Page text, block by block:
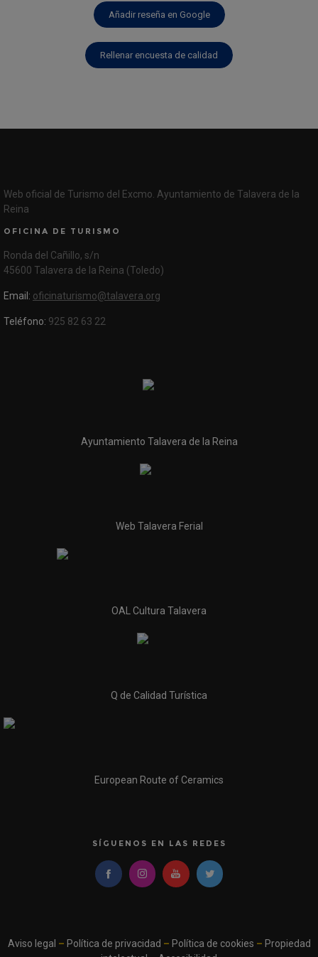
Añadir reseña en Google
Rellenar encuesta de calidad
Web oficial de Turismo del Excmo. Ayuntamiento de Talavera de la
Reina
OFICINA DE TURISMO
Ronda del Cañillo, s/n
45600 Talavera de la Reina (Toledo)
Email: oficinaturismo@talavera.org
Teléfono: 925 82 63 22
Ayuntamiento Talavera de la Reina
Web Talavera Ferial
OAL Cultura Talavera
Q de Calidad Turística
European Route of Ceramics
SÍGUENOS EN LAS REDES
Aviso legal – Política de privacidad – Política de cookies – Propiedad